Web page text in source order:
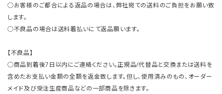
○お客様のご都合による返品の場合は、弊社宛ての送料のご負担をお願い致
します。
○不良品の場合は送料着払いにて返品願います。
【不良品】
○商品到着後7日以内にご連絡ください。正規品/代替品と交換または送料を
含めたお支払い金額の全額を返金致します。但し、使用済みのもの、オーダー
メイド及び受注生産商品などの一部商品を除きます。